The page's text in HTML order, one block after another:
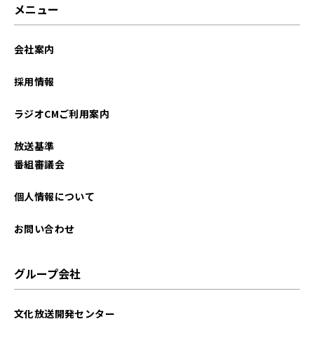
メニュー
会社案内
採用情報
ラジオCMご利用案内
放送基準
番組審議会
個人情報について
お問い合わせ
グループ会社
文化放送開発センター